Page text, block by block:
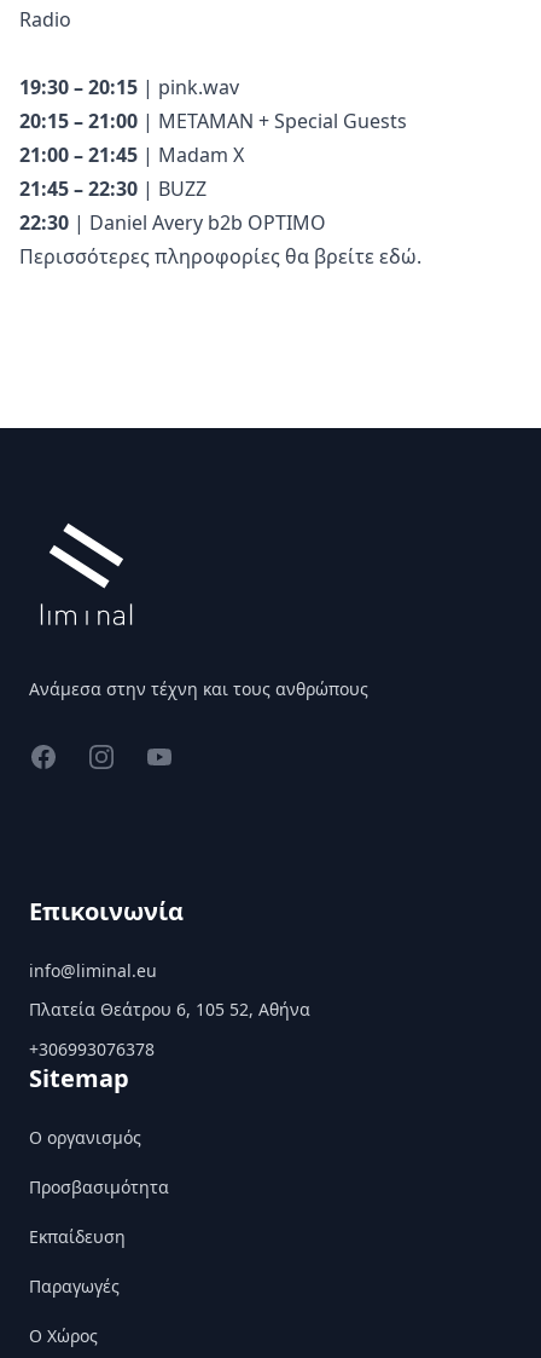
Radio
19:30 – 20:15 | pink.wav
20:15 – 21:00 | METAMAN + Special Guests
21:00 – 21:45 | Madam X
21:45 – 22:30 | BUZZ
22:30 | Daniel Avery b2b OPTIMO
Περισσότερες πληροφορίες θα βρείτεεδώ.
Ανάμεσα στην τέχνη και τους ανθρώπους
FacebookInstagramYouTube
Επικοινωνία
info@liminal.eu
Πλατεία Θεάτρου 6, 105 52, Αθήνα
+306993076378
Sitemap
Ο οργανισμός
Προσβασιμότητα
Εκπαίδευση
Παραγωγές
Ο Χώρος